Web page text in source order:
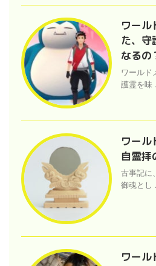
ワール
た、守
なるの
ワールド
護霊を味
ワール
自霊拝
古事記に
御魂とし
ワール